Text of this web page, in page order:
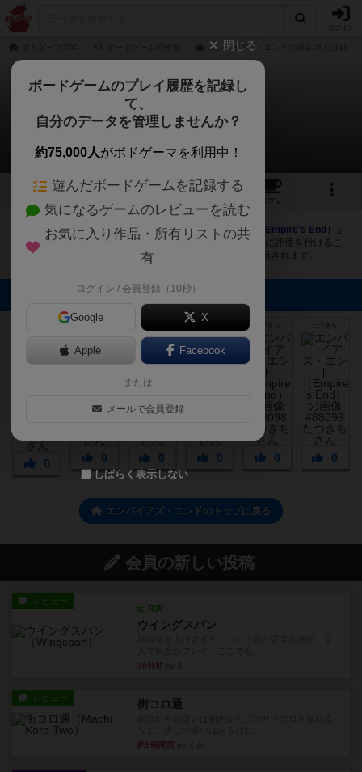
エンパイアズ・エンドの通販/商品詳細
エンパイアズ・エンド
6件の画像
6 4
カフェ
ボドゲーマにログインすると、 「エンパイアズ・エンド（Empire's End）」
の画像をアップロード出来たり、他のユーザーの投稿画像に評価を付けるこ
とができます。また、トップ6の画像は様々なページで表示されます。
トップに表示される画像
0
Sak_uv
0
たつきち
0 0 0
たつきち
0
エンパイアズ・エンドのトップに戻る
会員の新しい投稿
レビュー
充実
ウイングスパン
30分前
レビュー 街コロ通
約5時間前
閉じる
ボードゲームのプレイ履歴を記録し
て、
自分のデータを管理しませんか？
約75,000人がボドゲーマを利用中！
遊んだボードゲームを記録する
気になるゲームのレビューを読む
お気に入り作品・所有リストの共
有
ログイン / 会員登録（10秒）
Google X
Apple Facebook
または
メールで会員登録
しばらく表示しない